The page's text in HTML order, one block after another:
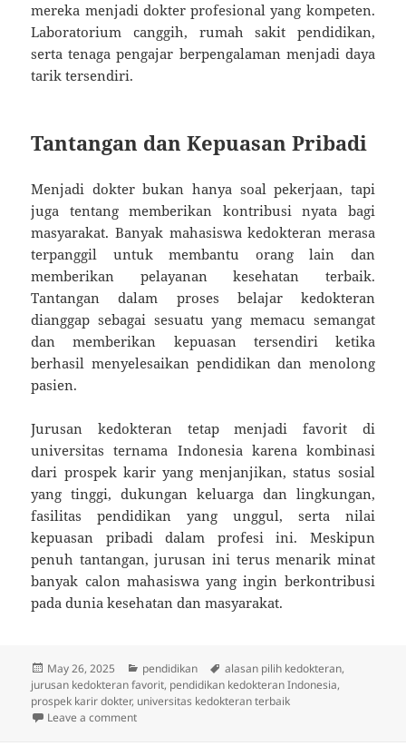
mereka menjadi dokter profesional yang kompeten.
Laboratorium canggih, rumah sakit pendidikan,
serta tenaga pengajar berpengalaman menjadi daya
tarik tersendiri.
Tantangan dan Kepuasan Pribadi
Menjadi dokter bukan hanya soal pekerjaan, tapi
juga tentang memberikan kontribusi nyata bagi
masyarakat. Banyak mahasiswa kedokteran merasa
terpanggil untuk membantu orang lain dan
memberikan pelayanan kesehatan terbaik.
Tantangan dalam proses belajar kedokteran
dianggap sebagai sesuatu yang memacu semangat
dan memberikan kepuasan tersendiri ketika
berhasil menyelesaikan pendidikan dan menolong
pasien.
Jurusan kedokteran tetap menjadi favorit di
universitas ternama Indonesia karena kombinasi
dari prospek karir yang menjanjikan, status sosial
yang tinggi, dukungan keluarga dan lingkungan,
fasilitas pendidikan yang unggul, serta nilai
kepuasan pribadi dalam profesi ini. Meskipun
penuh tantangan, jurusan ini terus menarik minat
banyak calon mahasiswa yang ingin berkontribusi
pada dunia kesehatan dan masyarakat.
Posted
on
May 26, 2025 Categories
pendidikan Tags
alasan pilih kedokteran,
jurusan kedokteran favorit, pendidikan kedokteran Indonesia,
prospek karir dokter, universitas kedokteran terbaik
Leave a commenton Mengapa Kedokteran Jadi Jurusan Favorit di